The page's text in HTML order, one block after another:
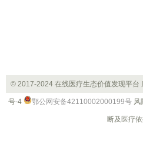
© 2017-2024 在线医疗生态价值发现平台
号-4 鄂公网安备42110002000199号 风
断及医疗依